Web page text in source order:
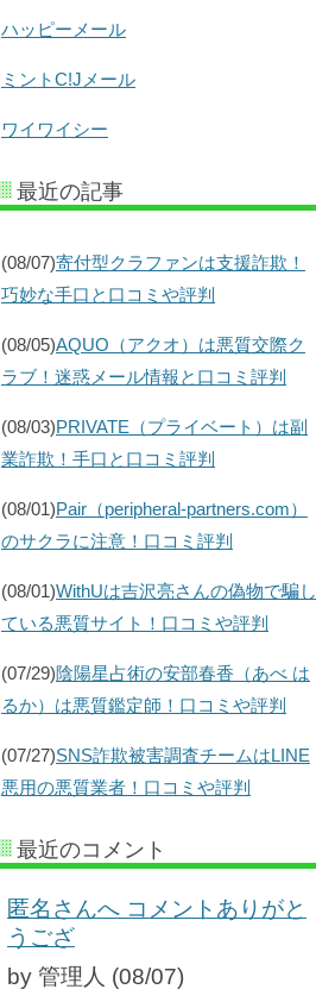
ハッピーメール
ミントC!Jメール
ワイワイシー
最近の記事
(08/07)寄付型クラファンは支援詐欺！
巧妙な手口と口コミや評判
(08/05)AQUO（アクオ）は悪質交際ク
ラブ！迷惑メール情報と口コミ評判
(08/03)PRIVATE（プライベート）は副
業詐欺！手口と口コミ評判
(08/01)Pair（peripheral-partners.com）
のサクラに注意！口コミ評判
(08/01)WithUは吉沢亮さんの偽物で騙し
ている悪質サイト！口コミや評判
(07/29)陰陽星占術の安部春香（あべ は
るか）は悪質鑑定師！口コミや評判
(07/27)SNS詐欺被害調査チームはLINE
悪用の悪質業者！口コミや評判
最近のコメント
匿名さんへ コメントありがと
うござ
by 管理人 (08/07)